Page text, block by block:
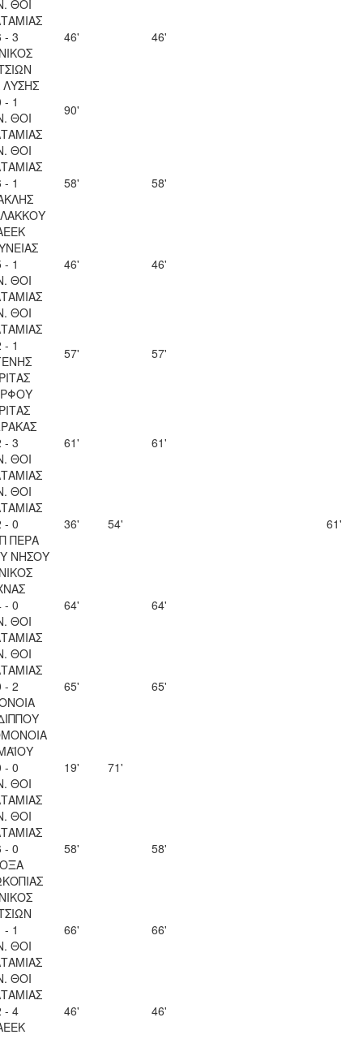
ΘΟΙ
- 3
46' 46'
ΛΥΣΗΣ
- 1
ΘΟΙ
90'
ΘΟΙ
- 1
58' 58'
- 1
ΘΟΙ
46' 46'
ΘΟΙ
- 1
57' 57'
- 3
ΘΟΙ
61' 61'
ΘΟΙ
- 0
ΠΕΡΑ
ΝΗΣΟΥ
36' 54' 61'
- 0
ΘΟΙ
64' 64'
ΘΟΙ
- 2
65' 65'
- 0
ΘΟΙ
19' 71'
ΘΟΙ
- 0
58' 58'
- 1
ΘΟΙ
66' 66'
ΘΟΙ
- 4
46' 46'